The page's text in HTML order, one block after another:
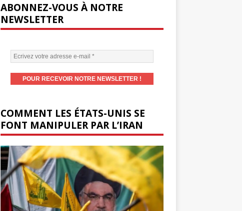
ABONNEZ-VOUS À NOTRE
NEWSLETTER
COMMENT LES ÉTATS-UNIS SE
FONT MANIPULER PAR L’IRAN